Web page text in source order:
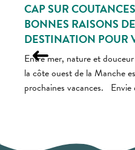
CAP SUR
BONNES RAISONS
DESTINATION POUR
Entre mer, nature et
la côte ouest de la Manche
prochaines vacances. Envie